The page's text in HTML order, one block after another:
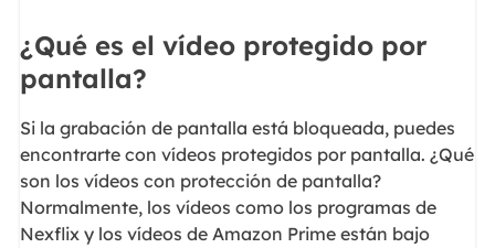
¿Qué es el vídeo protegido por
pantalla?
Si la grabación de pantalla está bloqueada, puedes
encontrarte con vídeos protegidos por pantalla. ¿Qué
son los vídeos con protección de pantalla?
Normalmente, los vídeos como los programas de
Nexflix y los vídeos de Amazon Prime están bajo